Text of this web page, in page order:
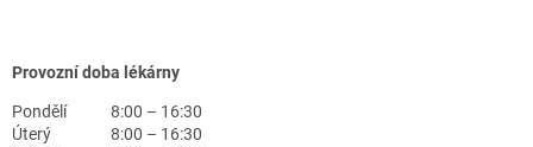
Provozní doba lékárny
Pondělí
8:00 – 16:30
Úterý
8:00 – 16:30